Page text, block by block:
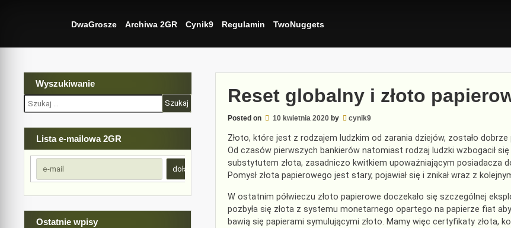
DwaGrosze Archiwa 2GR Cynik9 Regulamin TwoNuggets
Reset globalny i złoto
Posted on 10 kwietnia 2020by cynik9
Złoto, które jest z rodzajem ludzkim od zarania dziejów, zostało
Od czasów pierwszych bankierów natomiast rodzaj ludzki wzbogacił
substytutem złota, zasadniczo kwitkiem upoważniającym posiadacza
Pomysł złota papierowego jest stary, pojawiał się i znikał wraz z
W ostatnim półwieczu złoto papierowe doczekało się szczególnej
pozbyła się złota z systemu monetarnego opartego na papierze fiat
bawią się papierami symulującymi złoto. Mamy więc certyfikaty złota,
Wyszukiwanie
Szukaj:
Lista e-mailowa 2GR
Ostatnie wpisy